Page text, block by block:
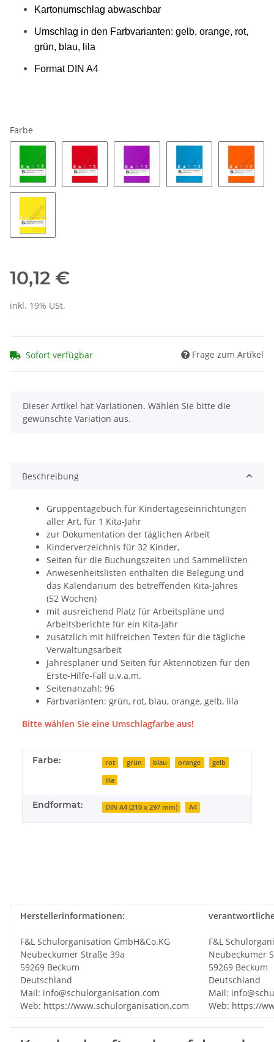
Kartonumschlag abwaschbar
Umschlag in den Farbvarianten: gelb, orange, rot,
grün, blau, lila
Format DIN A4
Farbe
10,12 €
inkl. 19% USt.
Sofort verfügbar Frage zum Artikel
x
Dieser Artikel hat Variationen. Wählen Sie bitte die
gewünschte Variation aus.
Beschreibung
Gruppentagebuch für Kindertageseinrichtungen
aller Art, für 1 Kita-Jahr
zur Dokumentation der täglichen Arbeit
Kinderverzeichnis für 32 Kinder,
Seiten für die Buchungszeiten und Sammellisten
Anwesenheitslisten enthalten die Belegung und
das Kalendarium des betreffenden Kita-Jahres
(52 Wochen)
mit ausreichend Platz für Arbeitspläne und
Arbeitsberichte für ein Kita-Jahr
zusätzlich mit hilfreichen Texten für die tägliche
Verwaltungsarbeit
Jahresplaner und Seiten für Aktennotizen für den
Erste-Hilfe-Fall u.v.a.m.
Seitenanzahl: 96
Farbvarianten: grün, rot, blau, orange, gelb, lila
Bitte wählen Sie eine Umschlagfarbe aus!
Farbe: rot grün blau orange gelb
lila
Endformat: DIN A4 (210 x 297 mm) A4
Herstellerinformationen:
F&L Schulorganisation GmbH&Co.KG
Neubeckumer Straße 39a
59269 Beckum
Deutschland
Mail: info@schulorganisation.com
Web: https://www.schulorganisation.com
F&L
Neubeckumer
59269 Beckum
Deutschland
Mail:
Web: https://